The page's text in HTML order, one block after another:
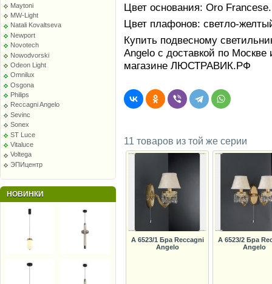
Maytoni
MW-Light
Natali Kovaltseva
Newport
Novotech
Nowodvorski
Odeon Light
Omnilux
Osgona
Philips
Reccagni Angelo
Sevinc
Sonex
ST Luce
Vitaluce
Voltega
ЭПИцентр
НОВИНКИ
Цвет основания: Oro Francese.
Цвет плафонов: светло-
Купить подвесному
Angelo с доставкой по
магазине ЛЮСТРАВИК.РФ
11 товаров из той же серии
A 6523/1 Бра Reccagni
Angelo
A 6523/2 Бра
Angelo